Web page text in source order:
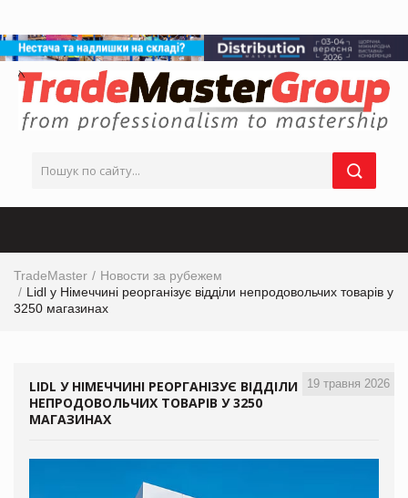
TradeMaster
Новости за рубежем
Lidl у Німеччині реорганізує відділи непродовольчих товарів у
3250 магазинах
19 травня 2026
LIDL У НІМЕЧЧИНІ РЕОРГАНІЗУЄ ВІДДІЛИ
НЕПРОДОВОЛЬЧИХ ТОВАРІВ У 3250
МАГАЗИНАХ